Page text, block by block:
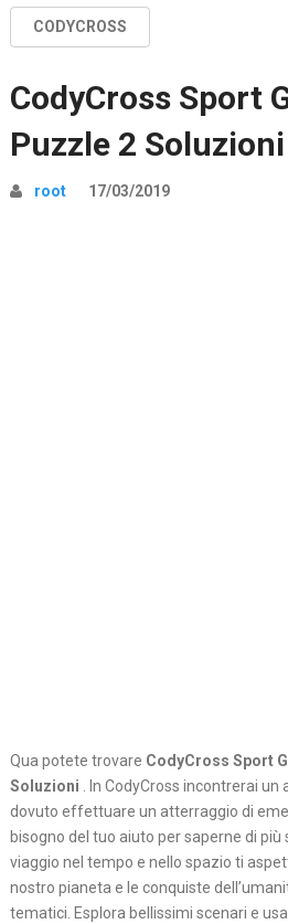
CODYCROSS
CodyCross Sport
Puzzle 2 Soluzioni
root 17/03/2019
Qua potete trovare CodyCross Sport
Soluzioni . In CodyCross incontrerai un
dovuto effettuare un atterraggio di
bisogno del tuo aiuto per saperne di più
viaggio nel tempo e nello spazio ti
nostro pianeta e le conquiste
tematici. Esplora bellissimi scenari e